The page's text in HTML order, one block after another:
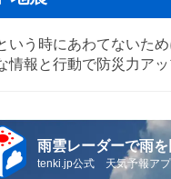
いう時にあわてないため
情報と行動で防災力ア
雨雲レーダーで雨を
tenki.jp公式 天気予報アプ